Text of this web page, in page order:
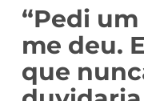
“Pedi
me deu.
que